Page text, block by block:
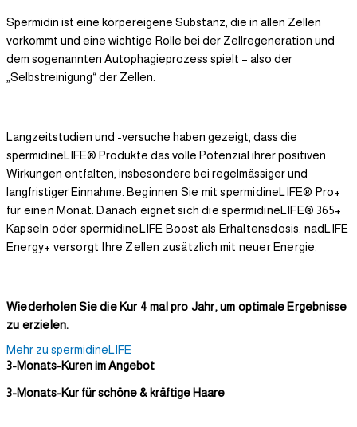
Spermidin ist eine körpereigene Substanz, die in allen Zellen
vorkommt und eine wichtige Rolle bei der Zellregeneration und
dem sogenannten Autophagieprozess spielt – also der
„Selbstreinigung“ der Zellen.
Langzeitstudien und -versuche haben gezeigt, dass die
spermidineLIFE® Produkte das volle Potenzial ihrer positiven
Wirkungen entfalten, insbesondere bei regelmässiger und
langfristiger Einnahme. Beginnen Sie mit spermidineLIFE® Pro+
für einen Monat. Danach eignet sich die spermidineLIFE® 365+
Kapseln oder spermidineLIFE Boost als Erhaltensdosis. nadLIFE
Energy+ versorgt Ihre Zellen zusätzlich mit neuer Energie.
Wiederholen Sie die Kur 4 mal pro Jahr, um optimale Ergebnisse
zu erzielen.
Mehr zu spermidineLIFE
3-Monats-Kuren im Angebot
3-Monats-Kur für schöne & kräftige Haare